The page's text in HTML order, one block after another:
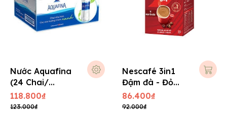
Nước Aquafina
(24 Chai/
Thùng)
118.800₫
123.000₫
Nescafé 3in1
Đậm đà - Đỏ
(18Gói x
16gram)
86.400₫
92.000₫